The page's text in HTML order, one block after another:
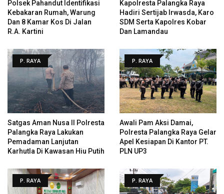
Polsek Pahandut Identifikasi
Kebakaran Rumah, Warung
Dan 8 Kamar Kos Di Jalan
R.A. Kartini
Kapolresta Palangka Raya
Hadiri Sertijab Irwasda, Karo
SDM Serta Kapolres Kobar
Dan Lamandau
P. RAYA
Satgas Aman Nusa II Polresta
Palangka Raya Lakukan
Pemadaman Lanjutan
Karhutla Di Kawasan Hiu Putih
P. RAYA
Awali Pam Aksi Damai,
Polresta Palangka Raya Gelar
Apel Kesiapan Di Kantor PT.
PLN UP3
P. RAYA P. RAYA